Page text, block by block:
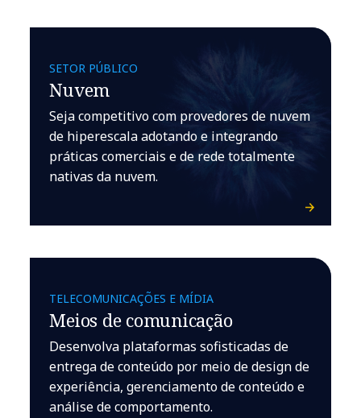
SETOR PÚBLICO
Nuvem
Seja competitivo com provedores de nuvem
de hiperescala adotando e integrando
práticas comerciais e de rede totalmente
nativas da nuvem.
TELECOMUNICAÇÕES E MÍDIA
Meios de comunicação
Desenvolva plataformas sofisticadas de
entrega de conteúdo por meio de design de
experiência, gerenciamento de conteúdo e
análise de comportamento.